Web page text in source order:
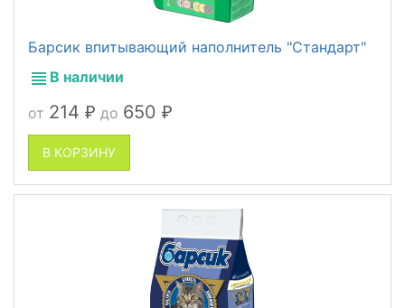
Барсик впитывающий наполнитель "Стандарт"
В наличии
от 214 ₽ до 650 ₽
В КОРЗИНУ